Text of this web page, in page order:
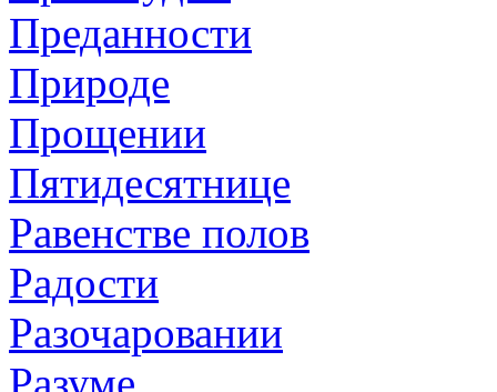
Преданности
Природе
Прощении
Пятидесятнице
Равенстве полов
Радости
Разочаровании
Разуме